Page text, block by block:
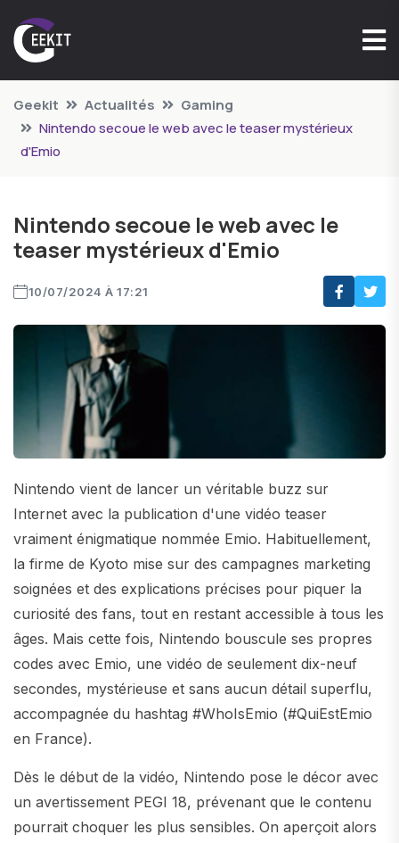
Geekit Actualités
Gaming
Nintendo secoue le web avec le teaser mystérieux
d'Emio
Nintendo secoue le web avec le
teaser mystérieux d'Emio
10/07/2024 À 17:21
Nintendo vient de lancer un véritable buzz sur
Internet avec la publication d'une vidéo teaser
vraiment énigmatique nommée Emio. Habituellement,
la firme de Kyoto mise sur des campagnes marketing
soignées et des explications précises pour piquer la
curiosité des fans, tout en restant accessible à tous les
âges. Mais cette fois, Nintendo bouscule ses propres
codes avec Emio, une vidéo de seulement dix-neuf
secondes, mystérieuse et sans aucun détail superflu,
accompagnée du hashtag #WhoIsEmio (#QuiEstEmio
en France).
Dès le début de la vidéo, Nintendo pose le décor avec
un avertissement PEGI 18, prévenant que le contenu
pourrait choquer les plus sensibles. On aperçoit alors